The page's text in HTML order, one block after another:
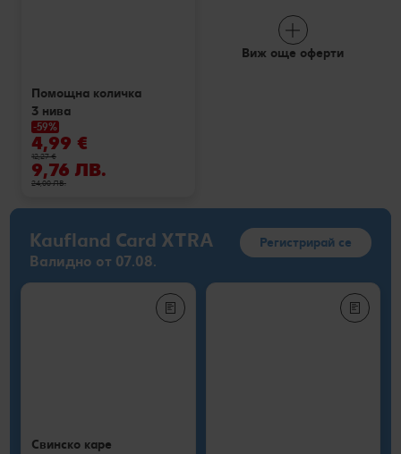
Помощна количка
3 нива
-59%
4,99 €
12,27 €
9,76 ЛВ.
24,00 ЛВ.
Виж още оферти
Kaufland Card XTRA
Валидно от 07.08.
Регистрирай се
Свинско каре